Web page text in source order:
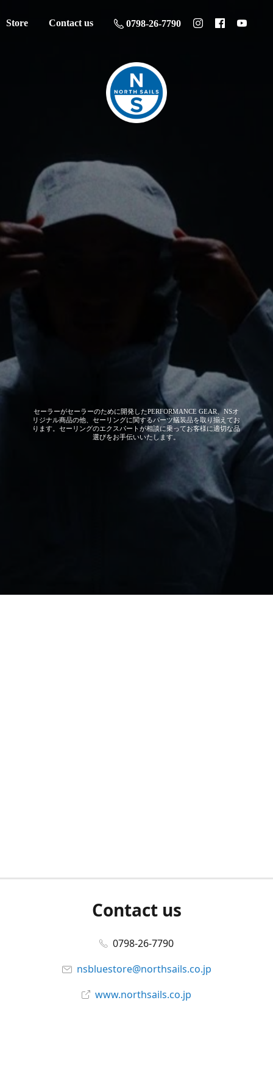
Store Contact us 0798-26-7790
セーラーがセーラーのために開発したPERFORMANCE GEAR、NSオ
リジナル商品の他、セーリングに関するパーツ艤装品を取り揃えてお
ります。セーリングのエクスパートが相談に乗ってお客様に適切な品
選びをお手伝いいたします。
Contact us
0798-26-7790
nsbluestore@northsails.co.jp
www.northsails.co.jp